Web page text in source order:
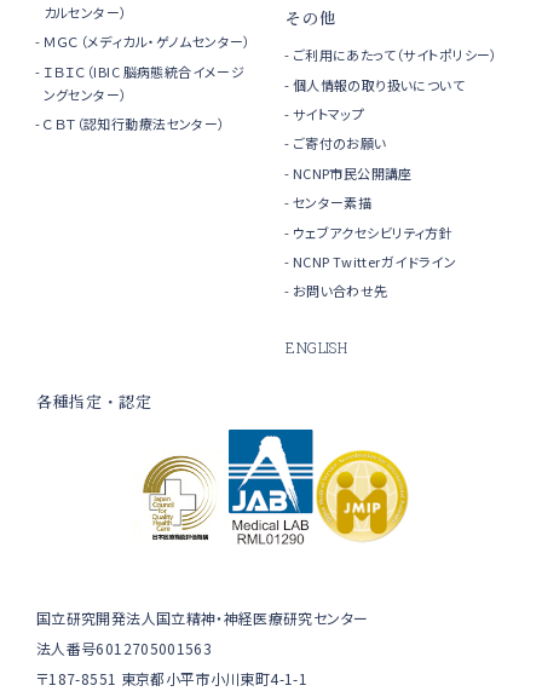
カルセンター）
ＭＧＣ（メディカル・ゲノムセンター）
ＩＢＩＣ（IBIC 脳病態統合イメージ
ングセンター）
ＣＢＴ（認知行動療法センター）
その他
ご利用にあたって（サイトポリシー）
個人情報の取り扱いについて
サイトマップ
ご寄付のお願い
NCNP市民公開講座
センター素描
ウェブアクセシビリティ方針
NCNP Twitterガイドライン
お問い合わせ先
ENGLISH
各種指定・認定
国立研究開発法人国立精神・神経医療研究センター
法人番号6012705001563
〒187-8551 東京都小平市小川東町4-1-1